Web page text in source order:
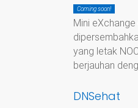
Coming soon!
Mini
yang letak
berjauhan
DNSehat